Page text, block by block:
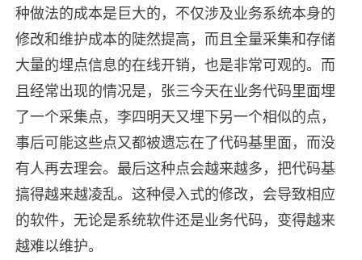
种做法的成本是巨大的，不仅涉及业务系统本身的
修改和维护成本的陡然提高，而且全量采集和存储
大量的埋点信息的在线开销，也是非常可观的。而
且经常出现的情况是，张三今天在业务代码里面埋
了一个采集点，李四明天又埋下另一个相似的点，
事后可能这些点又都被遗忘在了代码基里面，而没
有人再去理会。最后这种点会越来越多，把代码基
搞得越来越凌乱。这种侵入式的修改，会导致相应
的软件，无论是系统软件还是业务代码，变得越来
越难以维护。